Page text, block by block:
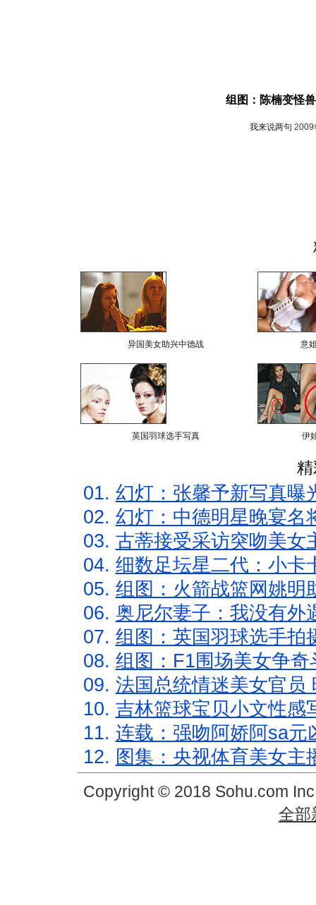
组图：陈楠变怪
我来说两句 2009
异国美女助兴中德战 意
英国羽球选手写真 伊
01. 幻灯：张馨予新写真曝
02. 幻灯：中德明星晚宴名
03. 古蒂接受采访突吻美女
04. 细数足坛星二代：小卡
05. 组图：火箭战篮网姚明
06. 奥尼尔妻子：我没有外
07. 组图：英国羽球选手拍
08. 组图：F1围场美女争
09. 法国总统情迷美女官员
10. 吉林篮球宝贝小文性感
11. 连载：强吻阿娇阿sa元
12. 图集：央视体育美女主
Copyright © 2018 Sohu.com
全部